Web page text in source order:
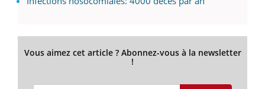
Vous aimez cet article ? Abonnez-vous à la newsletter
!